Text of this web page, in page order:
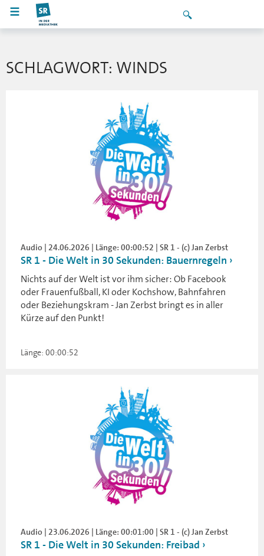
SCHLAGWORT: WINDS
Audio | 24.06.2026 | Länge: 00:00:52 | SR 1 - (c) Jan Zerbst
SR 1 - Die Welt in 30 Sekunden: Bauernregeln
Nichts auf der Welt ist vor ihm sicher: Ob Facebook
oder Frauenfußball, KI oder Kochshow, Bahnfahren
oder Beziehungskram - Jan Zerbst bringt es in aller
Kürze auf den Punkt!
Länge: 00:00:52
Audio | 23.06.2026 | Länge: 00:01:00 | SR 1 - (c) Jan Zerbst
SR 1 - Die Welt in 30 Sekunden: Freibad